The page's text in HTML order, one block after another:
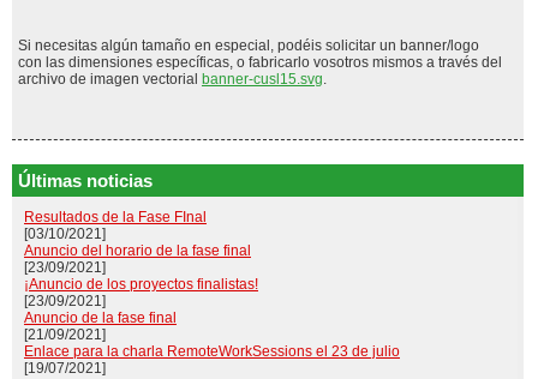
Si necesitas algún tamaño en especial, podéis solicitar un banner/logo
con las dimensiones específicas, o fabricarlo vosotros mismos a través del
archivo de imagen vectorial banner-cusl15.svg.
Últimas noticias
Resultados de la Fase FInal
[03/10/2021]
Anuncio del horario de la fase final
[23/09/2021]
¡Anuncio de los proyectos finalistas!
[23/09/2021]
Anuncio de la fase final
[21/09/2021]
Enlace para la charla RemoteWorkSessions el 23 de julio
[19/07/2021]